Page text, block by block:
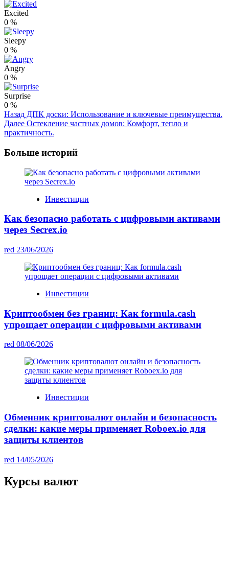
Excited
0 %
Sleepy
0 %
Angry
0 %
Surprise
0 %
Post
Navigation
Назад ДПК доски: Использование и ключевые преимущества.
Далее Остекление частных домов: Комфорт, тепло и
практичность.
Больше историй
Инвестиции
Как безопасно работать с цифровыми активами
через Secrex.io
red 23/06/2026
Инвестиции
Криптообмен без границ: Как formula.cash
упрощает операции с цифровыми активами
red 08/06/2026
Инвестиции
Обменник криптовалют онлайн и безопасность
сделки: какие меры применяет Roboex.io для
защиты клиентов
red 14/05/2026
Курсы валют